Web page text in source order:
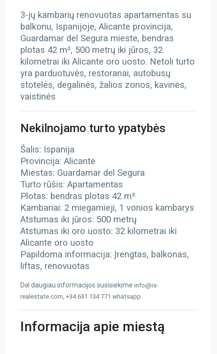
3-jų kambarių renovuotas apartamentas su
balkonu, Ispanijoje, Alicante provincija,
Guardamar del Segura mieste, bendras
plotas 42 m², 500 metrų iki jūros, 32
kilometrai iki Alicante oro uosto. Netoli turto
yra parduotuvės, restoranai, autobusų
stotelės, degalinės, žalios zonos, kavinės,
vaistinės
Nekilnojamo turto ypatybės
Šalis: Ispanija
Provincija: Alicante
Miestas: Guardamar del Segura
Turto rūšis: Apartamentas
Plotas: bendras plotas 42 m²
Kambariai: 2 miegamieji, 1 vonios kambarys
Atstumas iki jūros: 500 metrų
Atstumas iki oro uosto: 32 kilometrai iki
Alicante oro uosto
Papildoma informacija: Įrengtas, balkonas,
liftas, renovuotas
Dėl daugiau informacijos susisiekime info@is-
realestate.com, +34 631 134 771 whatsapp
Informacija apie miestą